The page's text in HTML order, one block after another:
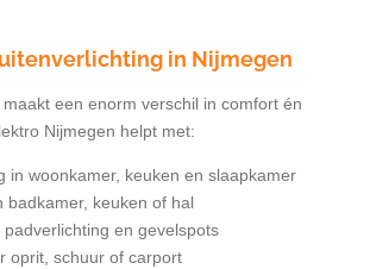
in Nijmegen
een enorm verschil in comfort én
Nijmegen helpt met:
in woonkamer, keuken en slaapkamer
badkamer, keuken of hal
en gevelspots
oprit, schuur of carport